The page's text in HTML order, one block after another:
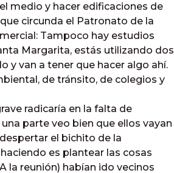
medio y hacer edificaciones de
circunda el Patronato de la
Tampoco hay estudios
Margarita, estás utilizando dos
y van a tener que hacer algo ahí.
de tránsito, de colegios y
radicaría en la falta de
parte veo bien que ellos vayan
el bichito de la
es plantear las cosas
la reunión) habían ido vecinos